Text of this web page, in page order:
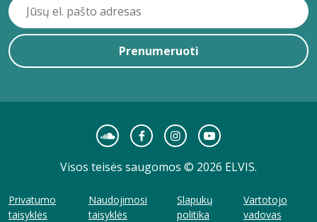
Prenumeruoti
Visos teisės saugomos © 2026 ELVIS.
Privatumo
taisyklės
Naudojimosi
taisyklės
Slapukų
politika
Vartotojo
vadovas